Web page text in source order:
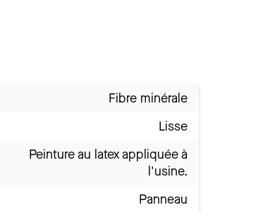
Fibre minérale
Lisse
Peinture au latex appliquée à
l'usine.
Panneau